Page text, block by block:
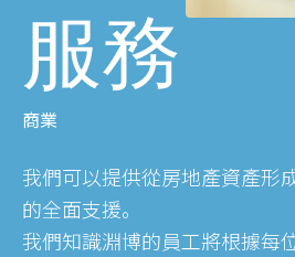
服務
商業
我們可以提供從房地產資產形
的全面支援。
我們知識淵博的員工將根據每